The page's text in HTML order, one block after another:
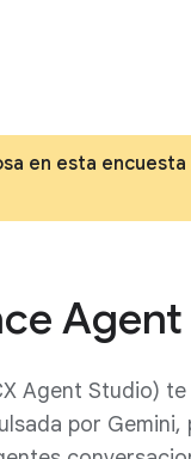
en esta
Agent Studio)
por Gemini,